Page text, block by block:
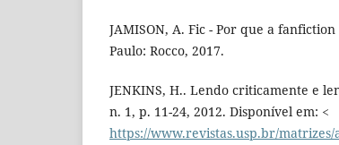
JAMISON, A. Fic - Por que a
Paulo: Rocco, 2017.
JENKINS, H.. Lendo criticamente e
n. 1, p. 11-24, 2012. Disponível em: <
https://www.revistas.usp.br/